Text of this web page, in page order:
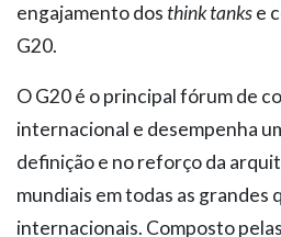
engajamento dos think tankse
G20.
O G20 é o principal fórum de
internacional e desempenha
definição e no reforço da
mundiais em todas as grandes
internacionais. Composto